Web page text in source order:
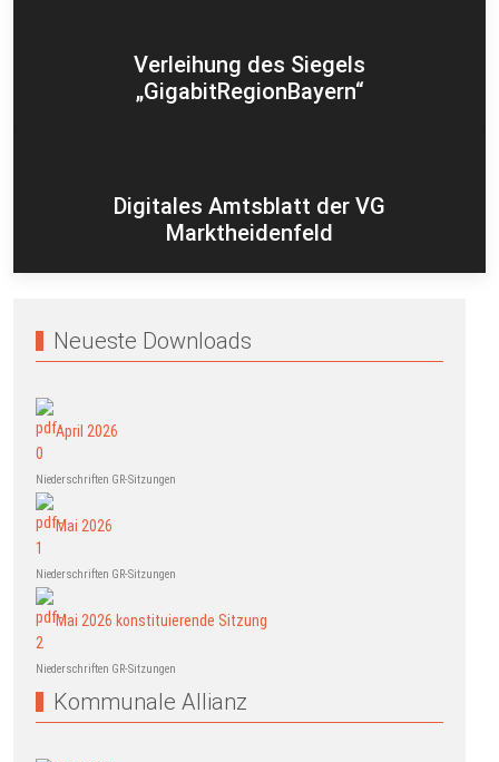
Verleihung des Siegels
„GigabitRegionBayern“
Digitales Amtsblatt der VG
Marktheidenfeld
Neueste Downloads
April 2026
Niederschriften GR-Sitzungen
Mai 2026
Niederschriften GR-Sitzungen
Mai 2026 konstituierende Sitzung
Niederschriften GR-Sitzungen
Kommunale Allianz